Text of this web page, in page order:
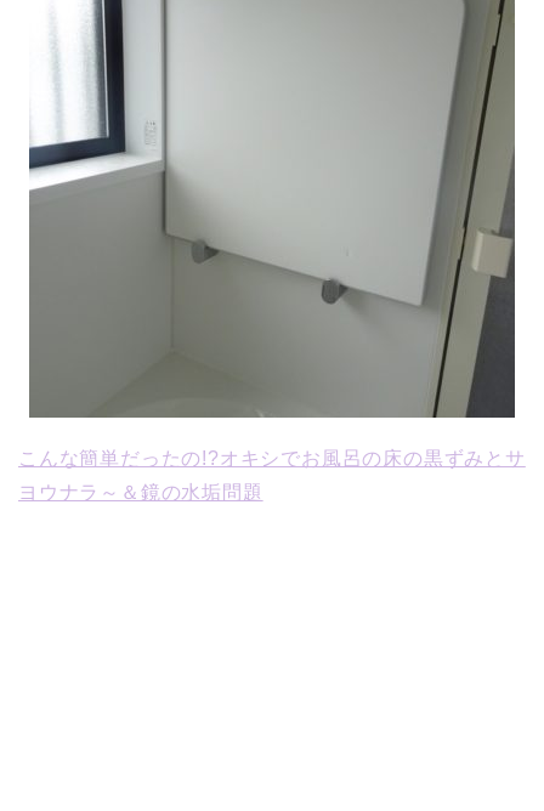
こんな簡単だったの!?オキシでお風呂の床の黒ずみとサ
ヨウナラ～＆鏡の水垢問題